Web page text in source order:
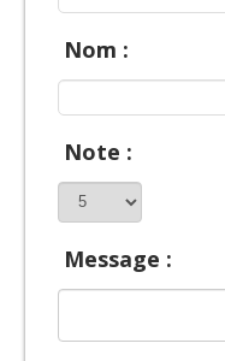
Nom :
Note :
Message :